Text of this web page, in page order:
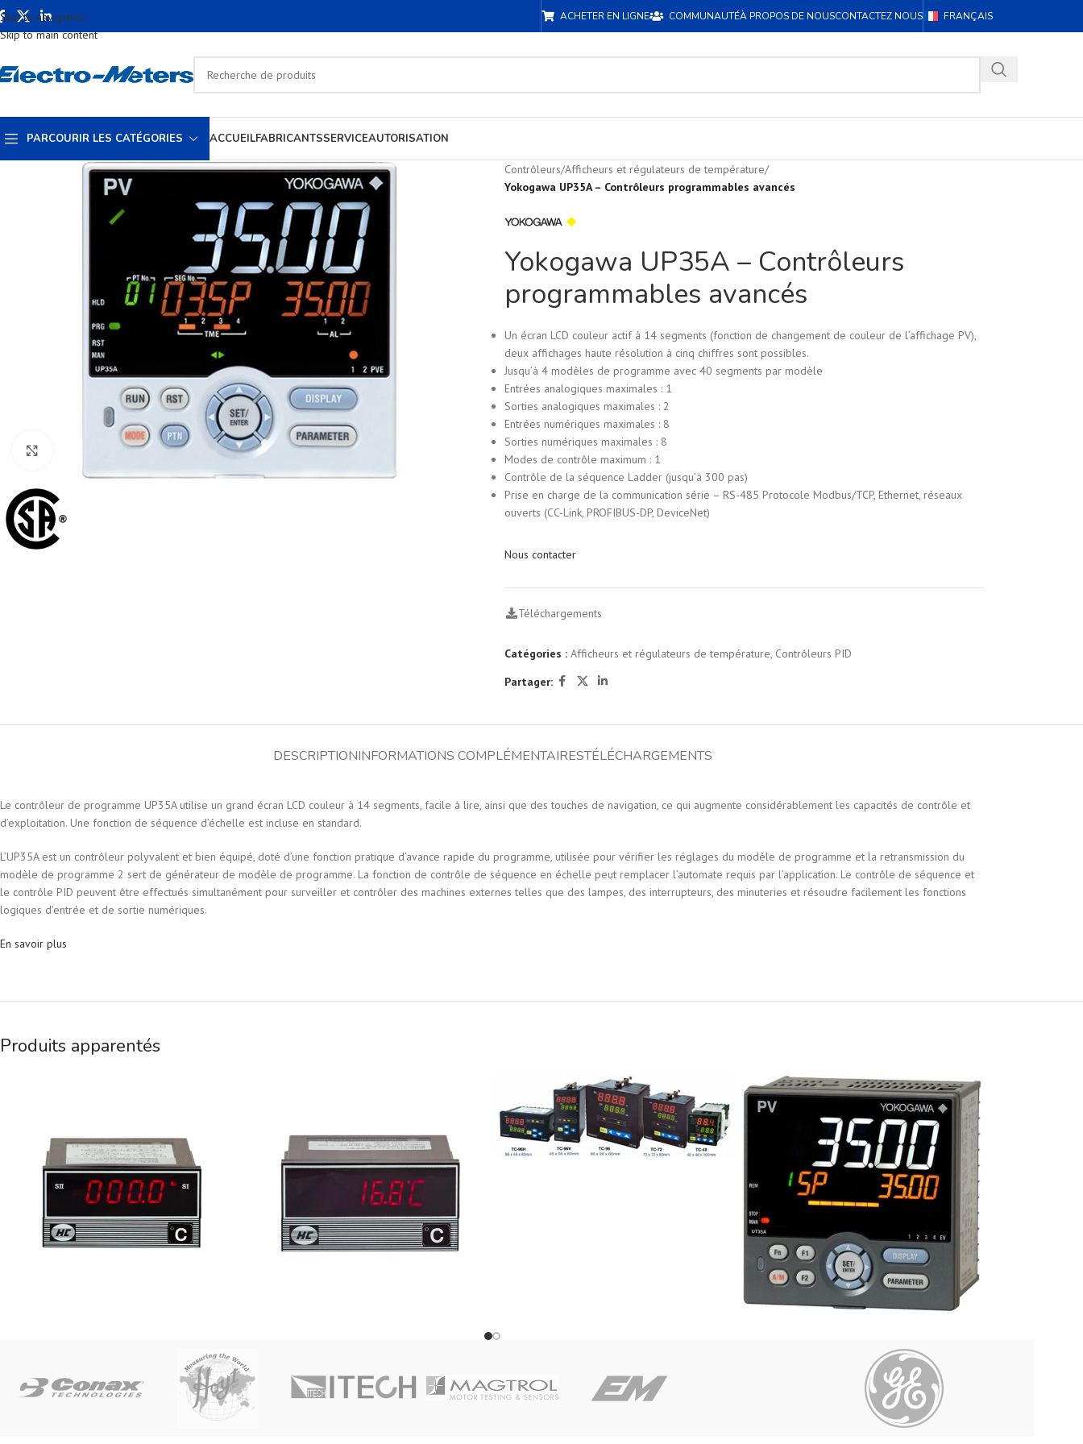
Skip to navigation
Skip to main content
ACHETER EN LIGNE COMMUNAUTÉÀ PROPOS DE NOUSCONTACTEZ NOUS FRANÇAIS
PARCOURIR LES CATÉGORIES ACCUEILFABRICANTSSERVICEAUTORISATION
Cliquez pour agrandir
Contrôleurs/Afficheurs et régulateurs de température/
Yokogawa UP35A – Contrôleurs programmables avancés
Yokogawa UP35A – Contrôleurs
programmables avancés
Un écran LCD couleur actif à 14 segments (fonction de changement de couleur de l’affichage PV),
deux affichages haute résolution à cinq chiffres sont possibles.
Jusqu’à 4 modèles de programme avec 40 segments par modèle
Entrées analogiques maximales : 1
Sorties analogiques maximales : 2
Entrées numériques maximales : 8
Sorties numériques maximales : 8
Modes de contrôle maximum : 1
Contrôle de la séquence Ladder (jusqu’à 300 pas)
Prise en charge de la communication série – RS-485 Protocole Modbus/TCP, Ethernet, réseaux
ouverts (CC-Link, PROFIBUS-DP, DeviceNet)
Nous contacter
Téléchargements
Catégories : Afficheurs et régulateurs de température, Contrôleurs PID
Partager:
DESCRIPTIONINFORMATIONS COMPLÉMENTAIRESTÉLÉCHARGEMENTS
Le contrôleur de programme UP35A utilise un grand écran LCD couleur à 14 segments, facile à lire, ainsi que des touches de navigation, ce qui augmente considérablement les capacités de contrôle et
d’exploitation. Une fonction de séquence d’échelle est incluse en standard.
L’UP35A est un contrôleur polyvalent et bien équipé, doté d’une fonction pratique d’avance rapide du programme, utilisée pour vérifier les réglages du modèle de programme et la retransmission du
modèle de programme 2 sert de générateur de modèle de programme. La fonction de contrôle de séquence en échelle peut remplacer l’automate requis par l’application. Le contrôle de séquence et
le contrôle PID peuvent être effectués simultanément pour surveiller et contrôler des machines externes telles que des lampes, des interrupteurs, des minuteries et résoudre facilement les fonctions
logiques d’entrée et de sortie numériques.
En savoir plus
Produits apparentés